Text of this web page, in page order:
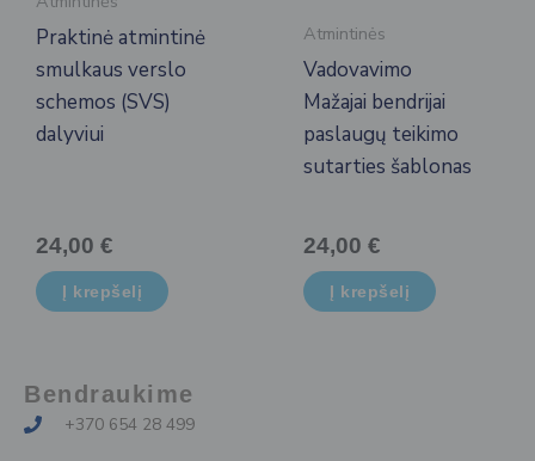
Praktinė atmintinė
smulkaus verslo
schemos (SVS)
dalyviui
24,00 €
Į krepšelį
Atmintinės
Vadovavimo
Mažajai bendrijai
paslaugų teikimo
sutarties šablonas
24,00 €
Į krepšelį
Bendraukime
+370 654 28 499